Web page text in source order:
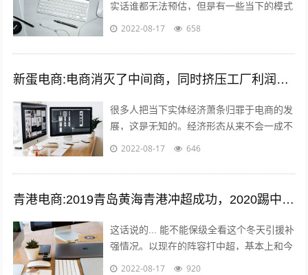
实话谁都无法预估，但是有一些当下的模式
可以借鉴，毕竟未来新的发展核心思维是没
2022-08-17 658
新蛋电商:电商消灭了中间商，同时挤压工厂利润，廉价的商品带来的是大量的失业和低收入人口，怎么办？
很多人把当下实体经济萧条归罪于电商的发
展，这是无知的。经济形态从来不会一成不
变，从男耕女织到蒸汽机，人类经历了上千
2022-08-17 646
青港电商:2019青岛黄海青港冲超成功，2020踢中超青岛会保级吗？
这话说的... 能不能保级全看这个冬天引援补
强情况。以现在的阵容打中超，基本上和今
年人和一个下场。 现在问题是，队内有经
2022-08-17 920